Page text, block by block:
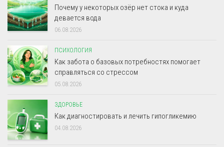
Почему у некоторых озёр нет стока и куда
девается вода
06.08.2026
ПСИХОЛОГИЯ
Как забота о базовых потребностях помогает
справляться со стрессом
05.08.2026
ЗДОРОВЬЕ
Как диагностировать и лечить гипогликемию
04.08.2026